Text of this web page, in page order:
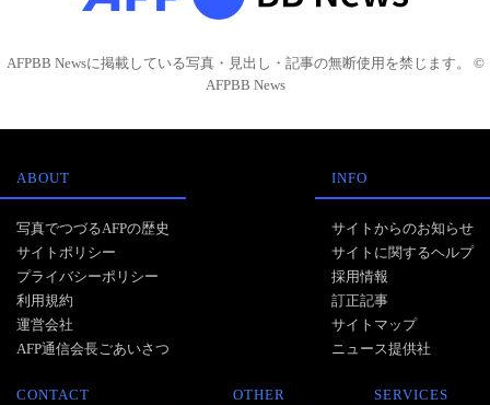
AFPBB Newsに掲載している写真・見出し・記事の無断使用を禁じます。 ©
AFPBB News
ABOUT
写真でつづるAFPの歴史
サイトポリシー
プライバシーポリシー
利用規約
運営会社
AFP通信会長ごあいさつ
INFO
サイトからのお知らせ
サイトに関するヘルプ
採用情報
訂正記事
サイトマップ
ニュース提供社
CONTACT OTHER SERVICES